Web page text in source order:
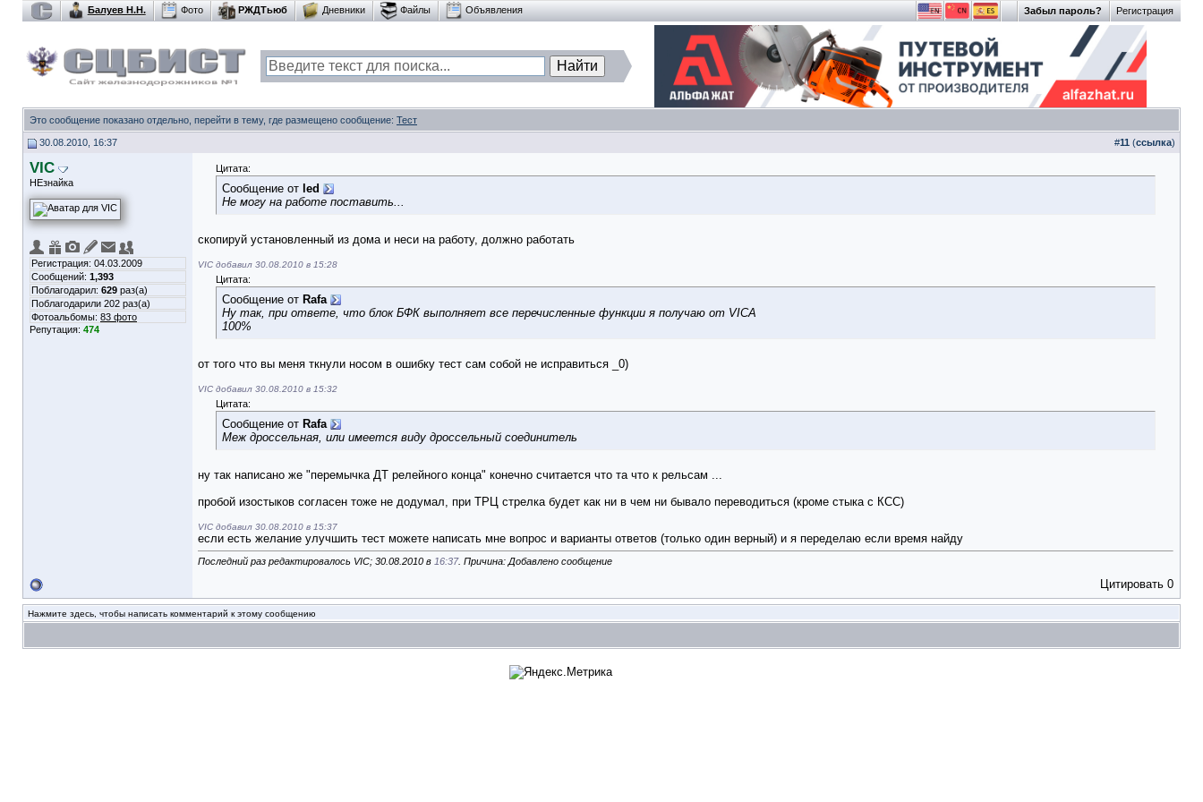
Регистрация
Забыл пароль?
Балуев Н.Н. Фото РЖДТьюб Дневники Файлы Объявления
Это сообщение показано отдельно, перейти в тему, где размещено сообщение: Тест
30.08.2010, 16:37 #11 (ссылка)
VIC
НЕзнайка
Регистрация: 04.03.2009
Сообщений: 1,393
Поблагодарил: 629 раз(а)
Поблагодарили 202 раз(а)
Фотоальбомы: 83 фото
Репутация: 474
Цитата:
Сообщение от led
Не могу на работе поставить...
скопируй установленный из дома и неси на работу, должно работать
VIC добавил 30.08.2010 в 15:28
Цитата:
Сообщение от Rafa
Ну так, при ответе, что блок БФК выполняет все перечисленные функции я получаю от VIСА
100%
от того что вы меня ткнули носом в ошибку тест сам собой не исправиться _0)
VIC добавил 30.08.2010 в 15:32
Цитата:
Сообщение от Rafa
Меж дроссельная, или имеется виду дроссельный соединитель
ну так написано же "перемычка ДТ релейного конца" конечно считается что та что к рельсам ...
пробой изостыков согласен тоже не додумал, при ТРЦ стрелка будет как ни в чем ни бывало переводиться (кроме стыка с КСС)
VIC добавил 30.08.2010 в 15:37
если есть желание улучшить тест можете написать мне вопрос и варианты ответов (только один верный) и я переделаю если время найду
Последний раз редактировалось VIC; 30.08.2010 в 16:37. Причина: Добавлено сообщение
Цитировать 0
Нажмите здесь, чтобы написать комментарий к этому сообщению